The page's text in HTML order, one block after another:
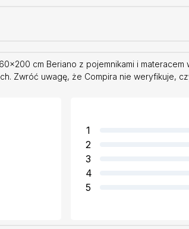
cm Beriano z pojemnikami i
Zwróć uwagę, że Compira nie weryfikuje,
1
2
3
4
5